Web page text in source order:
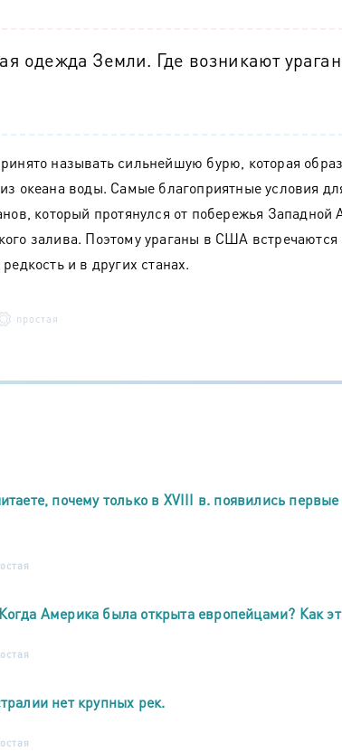
одежда Земли. Где возникают
называть сильнейшую бурю, которая
океана воды. Самые благоприятные условия
который протянулся от побережья Западной
залива. Поэтому ураганы в США встречаются
и в других станах.
простая
почему только в XVIII в. появились
Америка была открыта европейцами? Как
нет крупных рек.